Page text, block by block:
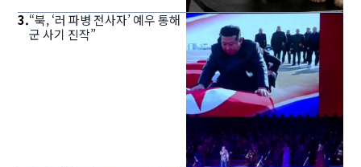
3.“북, ‘러 파병 전사자’ 예우 통해
군 사기 진작”